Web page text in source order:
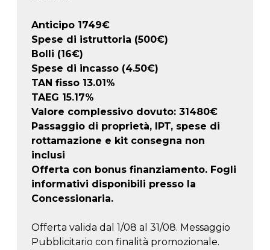
Anticipo 1749€
Spese di istruttoria (500€)
Bolli (16€)
Spese di incasso (4.50€)
TAN fisso 13.01%
TAEG 15.17%
Valore complessivo dovuto: 31480€
Passaggio di proprietà, IPT, spese di
rottamazione e kit consegna non
inclusi
Offerta con bonus finanziamento. Fogli
informativi disponibili presso la
Concessionaria.
Offerta valida dal 1/08 al 31/08. Messaggio
Pubblicitario con finalità promozionale.